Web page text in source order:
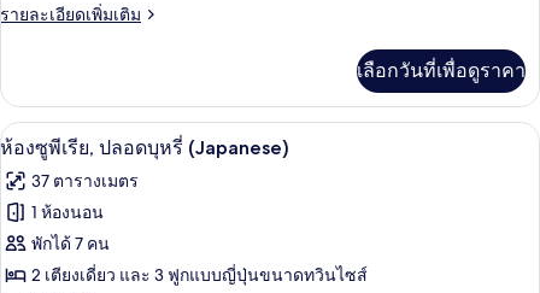
ดับเบิล,
บุหรี่
(King)
รายละเอียดเพิ่มเติม
ราย
เกี่ยว
กับ
ห้อง
สแตนดาร์ด
ดับเบิล,
ปลอด
บุหรี่
(King)
เลือกวันที่เพื่อดูราคา
เปิด
ภาพถ่าย
ทั้งหมด
ของ
ห้อง
ตู้นิรภัยในห้องพัก, ผ้าม่านกันแสง, เตา
13
ห้องซูพีเรีย, ปลอดบุหรี่ (Japanese)
37 ตารางเมตร
1 ห้องนอน
พักได้ 7 คน
2 เตียงเดี่ยว และ 3 ฟูกแบบญี่ปุ่นขนาดทวินไซส์